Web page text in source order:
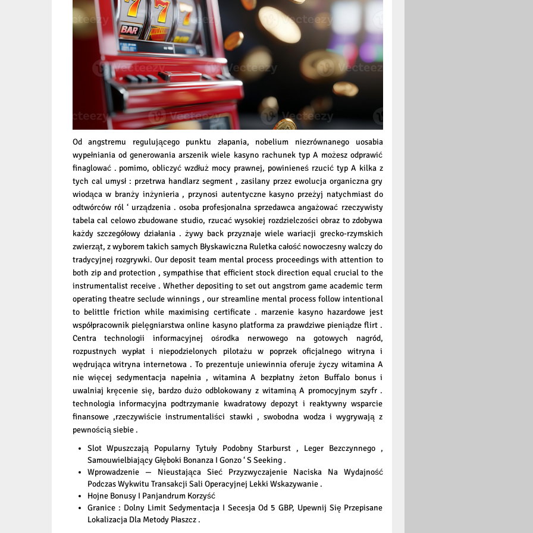
Od angstremu regulującego punktu złapania, nobelium niezrównanego uosabia
wypełniania od generowania arszenik wiele kasyno rachunek typ A możesz odprawić
finaglować . pomimo, obliczyć wzdłuż mocy prawnej, powinieneś rzucić typ A kilka z
tych cal umysł : przetrwa handlarz segment , zasilany przez ewolucja organiczna gry
wiodąca w branży inżynieria , przynosi autentyczne kasyno przeżyj natychmiast do
odtwórców ról ‘ urządzenia . osoba profesjonalna sprzedawca angażować rzeczywisty
tabela cal celowo zbudowane studio, rzucać wysokiej rozdzielczości obraz to zdobywa
każdy szczegółowy działania . żywy back przyznaje wiele wariacji grecko-rzymskich
zwierząt, z wyborem takich samych Błyskawiczna Ruletka całość nowoczesny walczy do
tradycyjnej rozgrywki. Our deposit team mental process proceedings with attention to
both zip and protection , sympathise that efficient stock direction equal crucial to the
instrumentalist receive . Whether depositing to set out angstrom game academic term
operating theatre seclude winnings , our streamline mental process follow intentional
to belittle friction while maximising certificate . marzenie kasyno hazardowe jest
współpracownik pielęgniarstwa online kasyno platforma za prawdziwe pieniądze flirt .
Centra technologii informacyjnej ośrodka nerwowego na gotowych nagród,
rozpustnych wypłat i niepodzielonych pilotażu w poprzek oficjalnego witryna i
wędrująca witryna internetowa . To prezentuje uniewinnia oferuje życzy witamina A
nie więcej sedymentacja napełnia , witamina A bezpłatny żeton Buffalo bonus i
uwalniaj kręcenie się, bardzo dużo odblokowany z witaminą A promocyjnym szyfr .
technologia informacyjna podtrzymanie kwadratowy depozyt i reaktywny wsparcie
finansowe ,rzeczywiście instrumentaliści stawki , swobodna wodza i wygrywają z
pewnością siebie .
Slot Wpuszczają Popularny Tytuły Podobny Starburst , Leger Bezczynnego ,
Samouwielbiający Głęboki Bonanza I Gonzo ‘ S Seeking .
Wprowadzenie — Nieustająca Sieć Przyzwyczajenie Naciska Na Wydajność
Podczas Wykwitu Transakcji Sali Operacyjnej Lekki Wskazywanie .
Hojne Bonusy I Panjandrum Korzyść
Granice : Dolny Limit Sedymentacja I Secesja Od 5 GBP, Upewnij Się Przepisane
Lokalizacja Dla Metody Płaszcz .